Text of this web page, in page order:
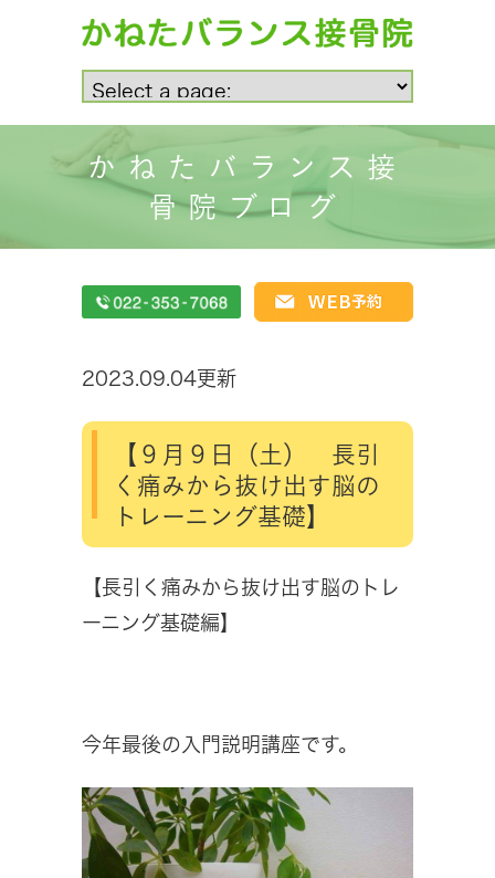
かねたバランス接
骨院ブログ
2023.09.04更新
【９月９日（土） 長引
く痛みから抜け出す脳の
トレーニング基礎】
【長引く痛みから抜け出す脳のトレ
ーニング基礎編】
今年最後の入門説明講座です。